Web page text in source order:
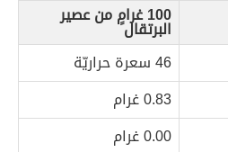
100 غرامٍ من عصير
البرتقال
46 سعرة حراريّة
0.83 غرام
0.00 غرام